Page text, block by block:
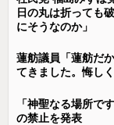
日の丸は折っても
にそうなのか」
蓮舫議員「蓮舫だ
てきました。悔しく
「神聖なる場所で
の禁止を発表